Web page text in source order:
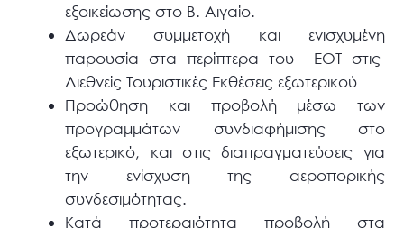
εξοικείωσης στο Β. Αιγαίο.
Δωρεάν συμμετοχή και ενισχυμένη
παρουσία στα περίπτερα του ΕΟΤ στις
Διεθνείς Τουριστικές Εκθέσεις εξωτερικού
Προώθηση και προβολή μέσω των
προγραμμάτων συνδιαφήμισης στο
εξωτερικό, και στις διαπραγματεύσεις για
την ενίσχυση της αεροπορικής
συνδεσιμότητας.
Κατά προτεραιότητα προβολή στα